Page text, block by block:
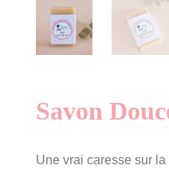
Savon
Une vrai caresse sur la